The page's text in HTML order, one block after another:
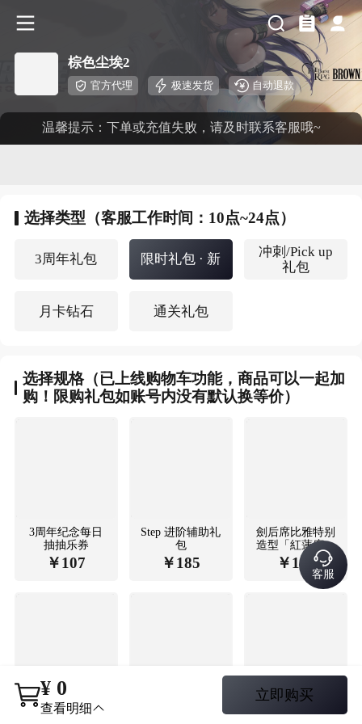
棕色尘埃2
官方代理 极速发货 自动退款
温馨提示：下单或充值失败，请及时联系客服哦~
选择类型（客服工作时间：10点~24点）
3周年礼包 限时礼包 · 新
冲刺/Pick up
礼包
月卡钻石 通关礼包
选择规格（已上线购物车功能，商品可以一起加
购！限购礼包如账号内没有默认换等价）
3周年纪念每日
抽抽乐券
￥107
Step 进阶辅助礼
包
￥185
劍后席比雅特别
造型「紅蓮席比
雅」
￥121
夏日祭典每日篩
¥ 0
查看明细
立即购买
客服